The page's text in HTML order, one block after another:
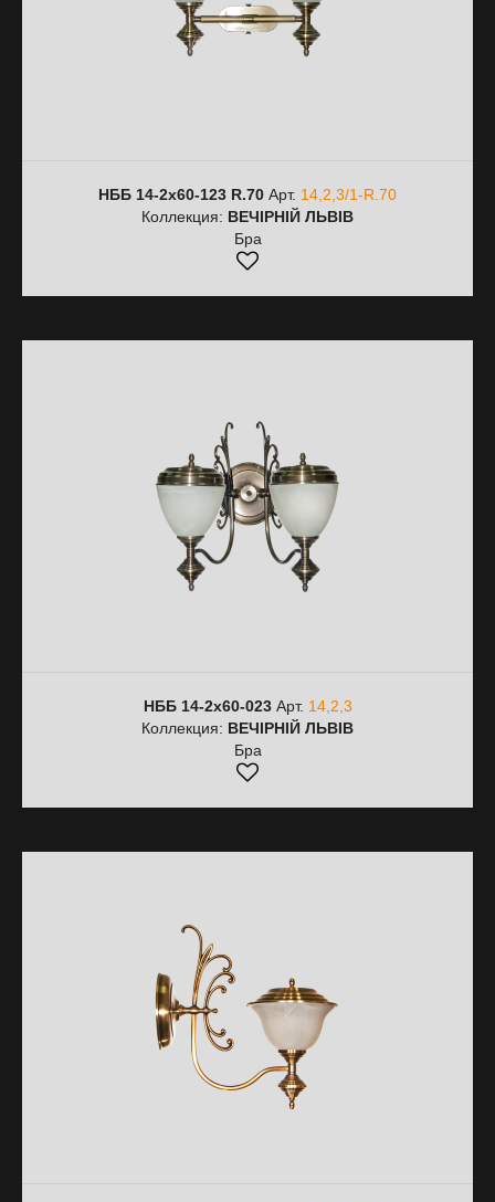
НББ 14-2х60-123 R.70 Арт. 14,2,3/1-R.70
Коллекция: ВЕЧІРНІЙ ЛЬВІВ
Бра
НББ 14-2х60-023Арт. 14,2,3
Коллекция: ВЕЧІРНІЙ ЛЬВІВ
Бра